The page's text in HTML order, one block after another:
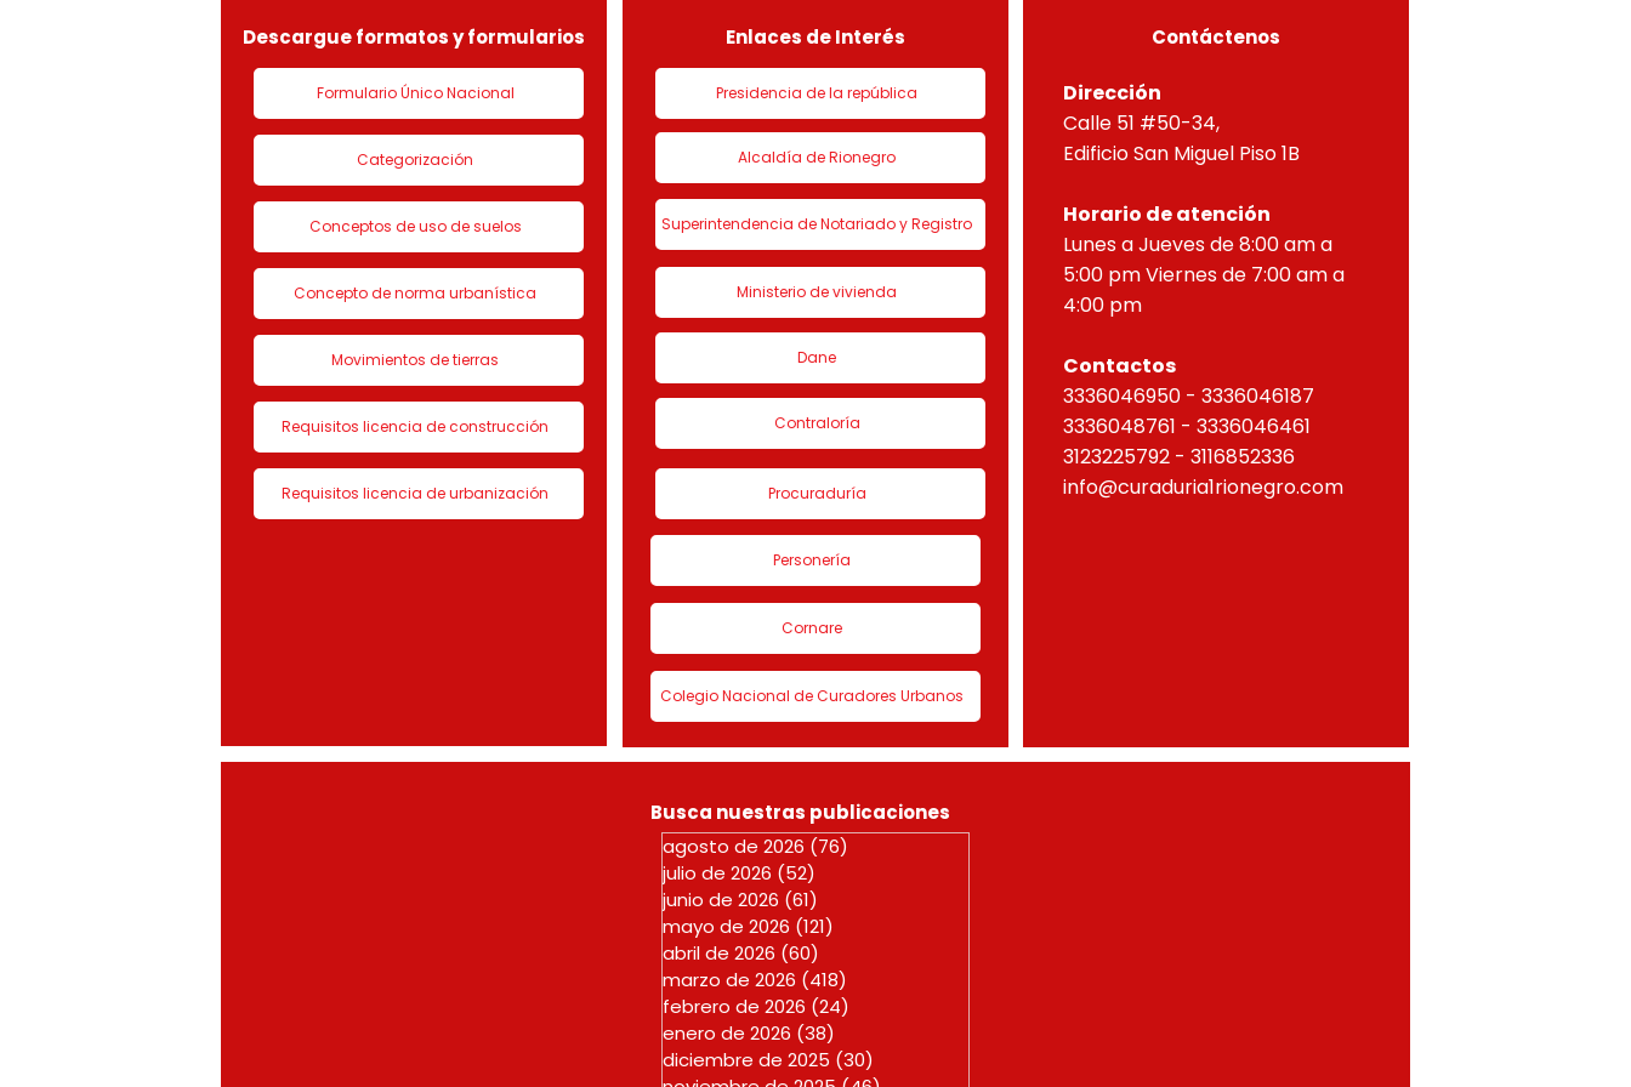
Descargue formatos y formularios
Formulario Único Nacional
Categorización
Conceptos de uso de suelos
Concepto de norma urbanística
Movimientos de tierras
Requisitos licencia de construcción
Requisitos licencia de urbanización
Enlaces de Interés
Presidencia de la república
Alcaldía de Rionegro
Superintendencia de Notariado y Registro
Ministerio de vivienda
Dane
Contraloría
Procuraduría
Personería
Cornare
Colegio Nacional de Curadores Urbanos
Contáctenos
Dirección
Calle 51 #50-34,
Edificio San Miguel Piso 1B
Horario de atención
Lunes a Jueves de 8:00 am a
5:00 pm Viernes de 7:00 am a
4:00 pm
Contactos
3336046950 - 3336046187
3336048761 - 3336046461
3123225792 - 3116852336
info@curaduria1rionegro.com
Busca nuestras publicaciones
agosto de 2026 (76)
julio de 2026 (52)
junio de 2026 (61)
mayo de 2026 (121)
abril de 2026 (60)
marzo de 2026 (418)
febrero de 2026 (24)
enero de 2026 (38)
diciembre de 2025 (30)